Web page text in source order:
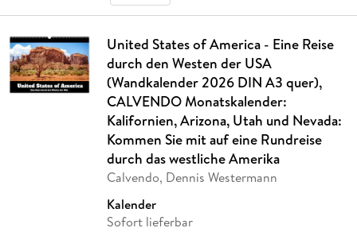
United States of America - Eine Reise
durch den Westen der USA
(Wandkalender 2026 DIN A3 quer),
CALVENDO Monatskalender:
Kalifornien, Arizona, Utah und Nevada:
Kommen Sie mit auf eine Rundreise
durch das westliche Amerika
Calvendo, Dennis Westermann
Kalender
Sofort lieferbar